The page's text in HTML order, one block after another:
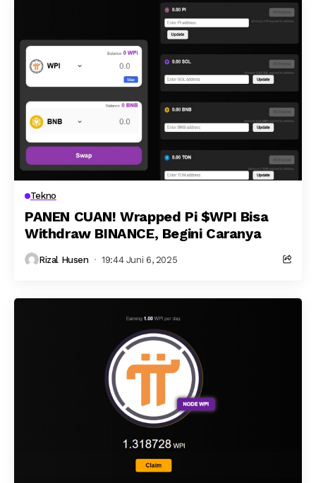
Tekno
PANEN CUAN! Wrapped Pi $WPI Bisa
Withdraw BINANCE, Begini Caranya
Rizal Husen 19:44 Juni 6, 2025